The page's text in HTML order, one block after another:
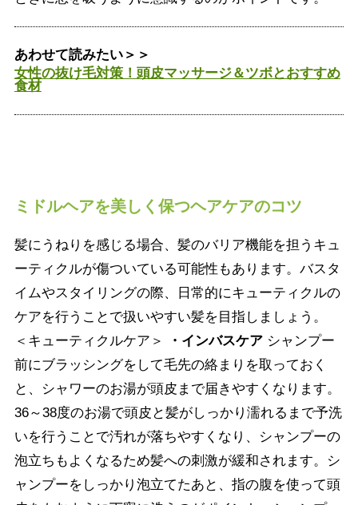
あわせて読みたい＞＞
女性の抜け毛対策！頭皮マッサージ＆ツボとおすすめ
食材
ミドルヘアを美しく保つヘアケアのコツ
髪にうねりを感じる場合、髪のバリア機能を担うキュ
ーティクルが傷ついている可能性もあります。バスタ
イムやスタイリングの際、日常的にキューティクルの
ケアを行うことで扱いやすい髪を目指しましょう。
＜キューティクルケア＞
・インバスケアシャンプー
前にブラッシングをして毛先の絡まりを取っておく
と、シャワーのお湯が頭皮まで届きやすくなります。
36～38度のお湯で頭皮と髪がしっかり濡れるまで予洗
いを行うことで汚れが落ちやすくなり、シャンプーの
泡立ちもよくなるため髪への刺激が緩和されます。シ
ャンプーをしっかり泡立てたあと、指の腹を使って頭